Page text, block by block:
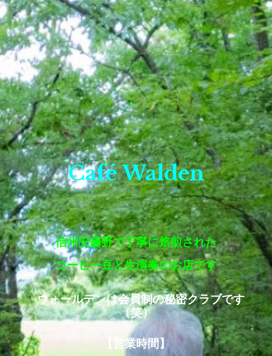
Café Walden
信州安曇野で丁寧に焙煎された
コーヒー豆と生演奏のお店です
ウォールデンは会員制の秘密クラブです
（笑）
【営業時間】